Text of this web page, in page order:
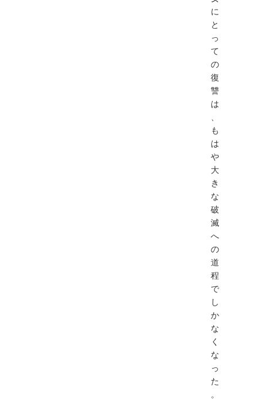
に
と
っ
て
の
復
讐
は
、
も
は
や
大
き
な
破
滅
へ
の
道
程
で
し
か
な
く
な
っ
た
。